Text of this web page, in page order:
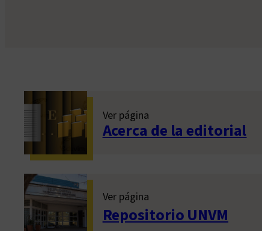
Ver página
Acerca de la editorial
Ver página
Repositorio UNVM